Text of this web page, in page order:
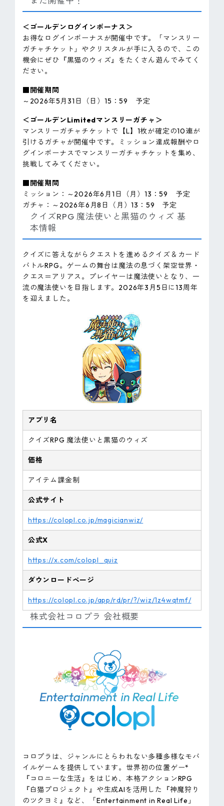
＜ゴールデンログインボーナス＞
お得なログインボーナスが開催中です。「マンスリー
ガチャチケット」やクリスタルが手に入るので、この
機会にぜひ『黒猫のウィズ』をたくさん遊んでみてく
ださい。
■開催期間
～2026年5月31日（日）15：59 予定
＜ゴールデンLimitedマンスリーガチャ＞
マンスリーガチャチケットで【L】1枚が確定の10連が
引けるガチャが開催中です。ミッション達成報酬やロ
グインボーナスでマンスリーガチャチケットを集め、
挑戦してみてください。
■開催期間
ミッション：～2026年6月1日（月）13：59 予定
ガチャ：～2026年6月8日（月）13：59 予定
クイズRPG 魔法使いと黒猫のウィズ 基
本情報
クイズに答えながらクエストを進めるクイズ＆カード
バトルRPG。ゲームの舞台は魔法の息づく架空世界・
クエス＝アリアス。プレイヤーは魔法使いとなり、一
流の魔法使いを目指します。2026年3月5日に13周年
を迎えました。
アプリ名
クイズRPG 魔法使いと黒猫のウィズ
価格
アイテム課金制
公式サイト
https://colopl.co.jp/magicianwiz/
公式X
https://x.com/colopl_quiz
ダウンロードページ
https://colopl.co.jp/app/rd/pr/?/wiz/1z4wqtmf/
株式会社コロプラ 会社概要
コロプラは、ジャンルにとらわれない多種多様なモバ
イルゲームを提供しています。世界初の位置ゲー*
『コロニーな生活』をはじめ、本格アクションRPG
『白猫プロジェクト』や生成AIを活用した『神魔狩り
のツクヨミ』など、「Entertainment in Real Life」